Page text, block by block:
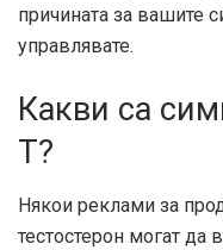
причината за вашите
управлявате.
Какви са
Т?
Някои реклами за
тестостерон могат да